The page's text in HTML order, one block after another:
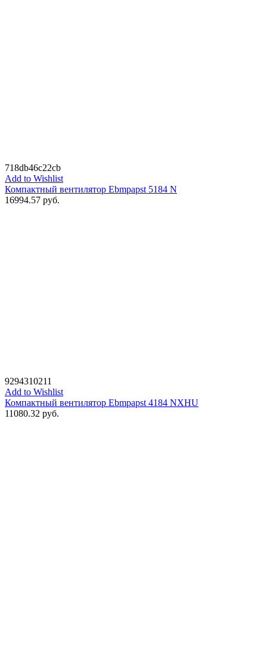
718db46c22cb
Add to Wishlist
Компактный вентилятор Ebmpapst 5184 N
16994.57 руб.
9294310211
Add to Wishlist
Компактный вентилятор Ebmpapst 4184 NXHU
11080.32 руб.